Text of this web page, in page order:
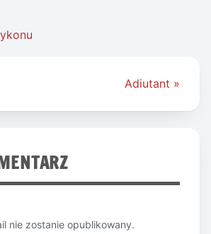
Adiutant »
nie zostanie opublikowany.